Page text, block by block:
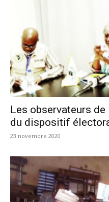
Les observateurs
du dispositif
23 novembre 2020